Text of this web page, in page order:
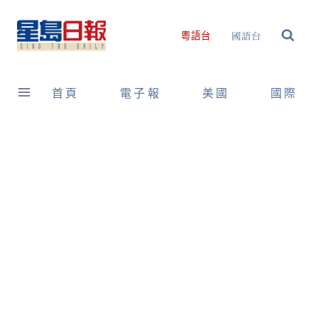
content
粵語台 國語台
首頁 電子報 美國 國際